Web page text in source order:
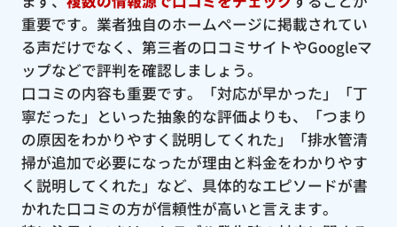
重要です。業者独自のホームページに掲載されてい
る声だけでなく、第三者の口コミサイトやGoogleマ
ップなどで評判を確認しましょう。
口コミの内容も重要です。「対応が早かった」「丁
寧だった」といった抽象的な評価よりも、「つまり
の原因をわかりやすく説明してくれた」「排水管清
掃が追加で必要になったが理由と料金をわかりやす
く説明してくれた」など、具体的なエピソードが書
かれた口コミの方が信頼性が高いと言えます。